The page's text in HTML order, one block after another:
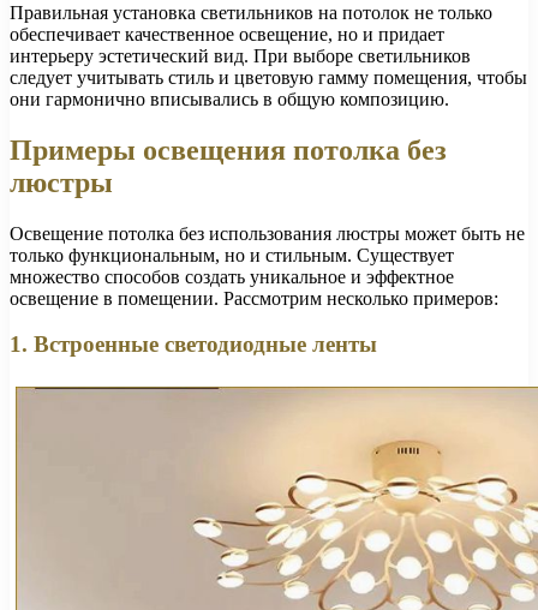
Правильная установка светильников на потолок не только
обеспечивает качественное освещение, но и придает
интерьеру эстетический вид. При выборе светильников
следует учитывать стиль и цветовую гамму помещения, чтобы
они гармонично вписывались в общую композицию.
Примеры освещения потолка без
люстры
Освещение потолка без использования люстры может быть не
только функциональным, но и стильным. Существует
множество способов создать уникальное и эффектное
освещение в помещении. Рассмотрим несколько примеров:
1. Встроенные светодиодные ленты